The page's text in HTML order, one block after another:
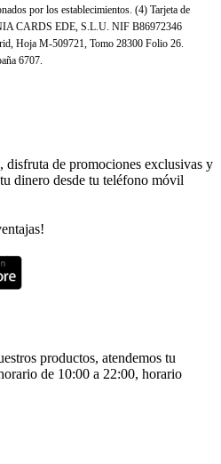
por los establecimientos. (4) Tarjeta de
CARDS EDE, S.L.U. NIF B86972346
Hoja M-509721, Tomo 28300 Folio 26.
6707.
disfruta de promociones exclusivas y
dinero desde tu teléfono móvil
productos, atendemos tu
de 10:00 a 22:00, horario